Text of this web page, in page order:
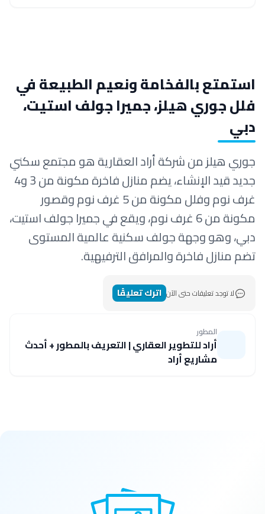
استمتع بالفخامة ونعيم الطبيعة في
فلل جوري هيلز، جميرا جولف استيت،
دبي
جوري هيلز من شركة أراد العقارية هو مجتمع سكني
جديد قيد الإنشاء، يضم منازل فاخرة مكونة من 3 و4
غرف نوم وفلل مكونة من 5 غرف نوم وقصور
مكونة من 6 غرف نوم، ويقع في جميرا جولف استيت،
دبي، وهو وجهة جولف سكنية عالمية المستوى
تضم منازل فاخرة والمرافق الترفيهية.
لا توجد تعليقات حتى الآن اترك تعليقًا
المطور
أراد للتطوير العقاري | التعريف بالمطور + أحدث
مشاريع أراد